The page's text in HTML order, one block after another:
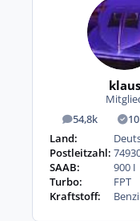
klaus
54,8k
Beiträge 10
Land:
Postleitzahl:
SAAB:
900 I
Turbo:
FPT
Kraftstoff: